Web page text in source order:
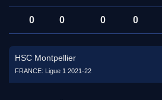
0 0 0 0
HSC Montpellier
FRANCE: Ligue 1 2021-22